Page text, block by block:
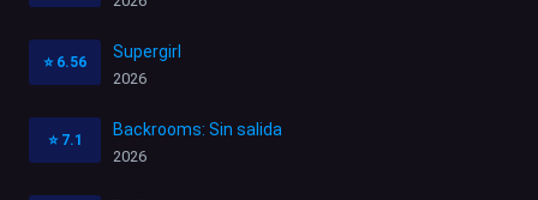
⭐ 6.56
Supergirl
2026
⭐ 7.1
Backrooms: Sin salida
2026